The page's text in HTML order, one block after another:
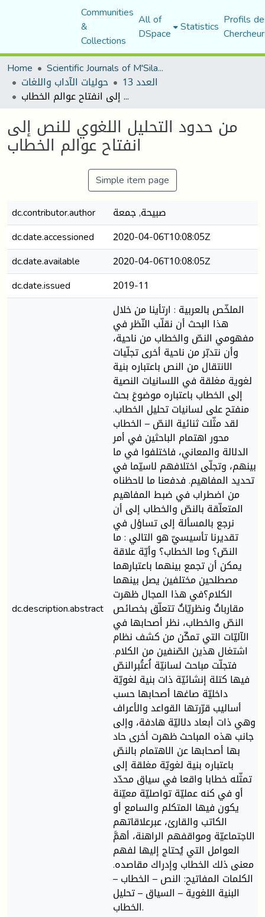
Communities
&
Collections
All of
DSpace Statistics Profils
Home
Scientific Journals of M'Sila University
حوليات الآداب واللغات العدد 13
من حدود التحليل اللغوي للنص إلى انفتاح عوالم الخطاب
من حدود التحليل اللغوي للنص إلى
انفتاح عوالم الخطاب
Simple item page
dc.contributor.author
صبيحة, جمعة
dc.date.accessioned
2020-04-06T10:08:05Z
dc.date.available
2020-04-06T10:08:05Z
dc.date.issued
2019-11
dc.description.abstract
الملخّص بالعربية : ارتأينا من خلال
هذا البحث أن نقلّب النّظر في
مفهومي النصّ والخطاب من ناحية،
وأن نتدبّر من ناحية أخرى تجلّيات
الانتقال من النص باعتباره بنية
لغوية مغلقة في اللسانيات النصية
إلى الخطاب باعتباره موضوعَ بحث
منفتح على لسانيات تحليل الخطاب.
لقد مثّلت ثنائية النصّ – الخطاب
محور اهتمام الباحثين في أمر
الدلالة والمعاني، فاختلفوا في ما
بينهم، وتجلّى اختلافهم لاسيّما في
تحديد المفاهيم. فدفعنا ما لاحظناه
من اضطراب في ضبط المفاهيم
المتعلّقة بالنصّ والخطاب إلى أن
نرجع بالمسألة إلى تساؤل في
تقديرنا تأسيسيّ هو التالي : ما
النصّ؟ وما الخطاب؟ وأيّة علاقة
يمكن أن تجمع بينهما باعتبارهما
مصطلحين مختلفين يصل بينهما
الكلام؟في هذا المجال ظهرت
مقارباتٌ ونظريّاتٌ تتعلّق بخصائص
النصّ والخطاب، نظر أصحابها في
الآليّات التي تمكّن من كشف نظام
اشتغال هذين الصّنفين من الكلام.
فتجلّت مباحث لسانيّة اُعتُبرالنصّ
فيها كتلة إنشائيّة ذات بنية لغويّة
داخليّة صاغها أصحابها حسب
أساليب قرّرتها القواعد والأعراف
وهي ذات أبعاد دلاليّة هادفة، وإلى
جانب هذه المباحث ظهرت أخرى حاد
بها أصحابها عن الاهتمام بالنصّ
باعتباره بنية لغويّة مغلقة إلى
تمثّله خطابا واقعا في سياق محدّد
أو في كنه عمليّة تواصليّة معيّنة
يكون فيها المتكلم والسامع أو
الكاتب والقارئ، عبرعلاقاتهم
الاجتماعيّة ومواقفهم الراهنة، أهمَّ
العوامل التي يُحتاج إليها لفهم
معنى ذلك الخطاب وإدراك مقاصده.
الكلمات المفاتيح: النص – الخطاب –
البنية اللغوية – السياق – تحليل
الخطاب.